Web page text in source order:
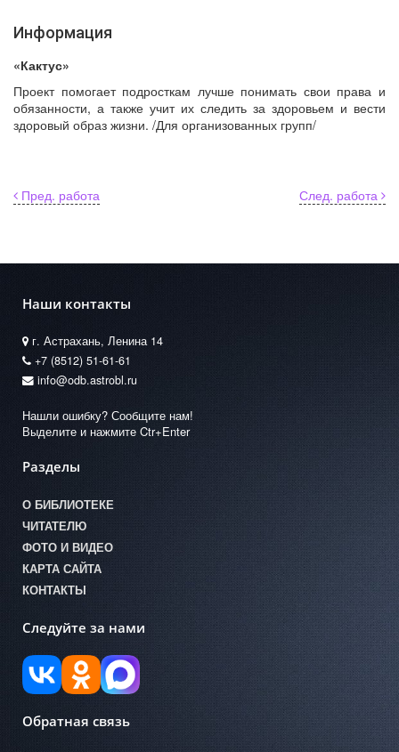
Информация
«Кактус»
Проект помогает подросткам лучше понимать свои права и
обязанности, а также учит их следить за здоровьем и вести
здоровый образ жизни. /Для организованных групп/
След. работа
Пред. работа
Наши контакты
г. Астрахань, Ленина 14
+7 (8512) 51-61-61
info@odb.astrobl.ru
Нашли ошибку? Сообщите нам!
Выделите и нажмите Ctr+Enter
Разделы
О БИБЛИОТЕКЕ
ЧИТАТЕЛЮ
ФОТО И ВИДЕО
КАРТА САЙТА
КОНТАКТЫ
Следуйте за нами
Обратная связь